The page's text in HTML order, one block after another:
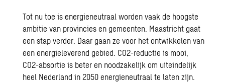
Tot nu toe is energieneutraal worden vaak de hoogste
ambitie van provincies en gemeenten. Maastricht gaat
een stap verder. Daar gaan ze voor het ontwikkelen van
eenenergieleverend gebied . CO2-reductie is mooi,
CO2-absortie is beter en noodzakelijk om uiteindelijk
heel Nederland in 2050 energieneutraal te laten zijn.